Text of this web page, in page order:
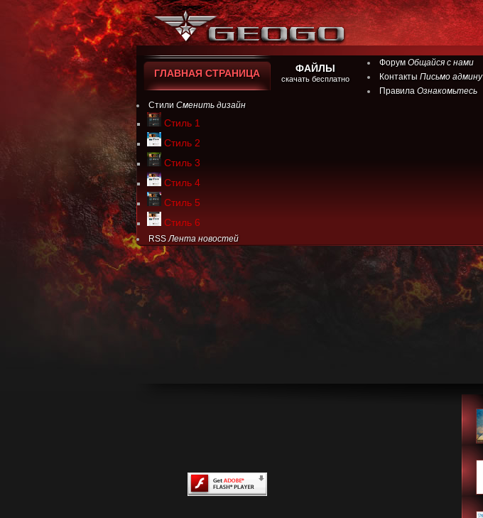
ГЛАВНАЯ СТРАНИЦА ФАЙЛЫ
скачать бесплатно
Форум Общайся с нами
Контакты Письмо админу
Правила Ознакомьтесь
Стили Сменить дизайн
Стиль 1
Стиль 2
Стиль 3
Стиль 4
Стиль 5
Стиль 6
RSSЛента новостей